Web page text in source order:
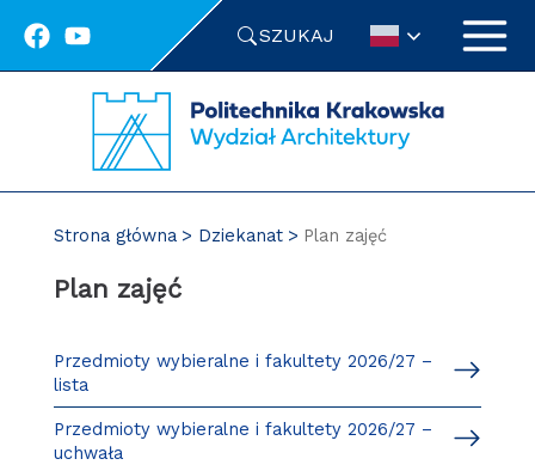
SZUKAJ
Strona główna Dziekanat Plan zajęć
Plan zajęć
Przedmioty wybieralne i fakultety 2026/27 –
lista
Przedmioty wybieralne i fakultety 2026/27 –
uchwała